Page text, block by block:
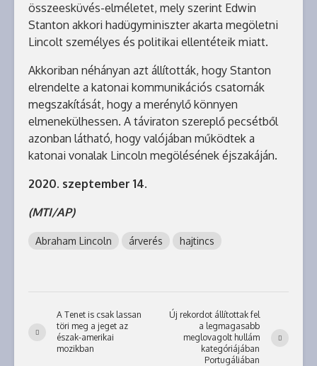
összeesküvés-elméletet, mely szerint Edwin
Stanton akkori hadügyminiszter akarta megöletni
Lincolt személyes és politikai ellentéteik miatt.
Akkoriban néhányan azt állították, hogy Stanton
elrendelte a katonai kommunikációs csatornák
megszakítását, hogy a merénylő könnyen
elmenekülhessen. A táviraton szereplő pecsétből
azonban látható, hogy valójában működtek a
katonai vonalak Lincoln megölésének éjszakáján.
2020. szeptember 14.
(MTI/AP)
Abraham Lincoln árverés hajtincs
A Tenet is csak lassan
töri meg a jeget az
észak-amerikai
mozikban
Új rekordot állítottak fel
a legmagasabb
meglovagolt hullám
kategóriájában
Portugáliában